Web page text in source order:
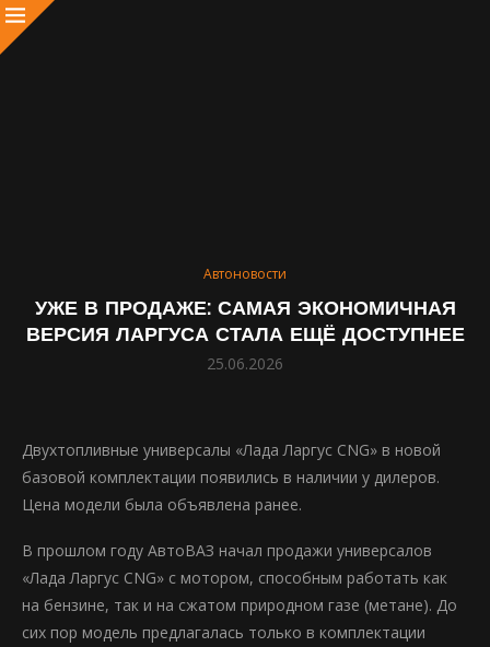
Автоновости
УЖЕ В ПРОДАЖЕ: САМАЯ ЭКОНОМИЧНАЯ
ВЕРСИЯ ЛАРГУСА СТАЛА ЕЩЁ ДОСТУПНЕЕ
25.06.2026
Двухтопливные универсалы «Лада Ларгус CNG» в новой
базовой комплектации появились в наличии у дилеров.
Цена модели была объявлена ранее.
В прошлом году АвтоВАЗ начал продажи универсалов
«Лада Ларгус CNG» с мотором, способным работать как
на бензине, так и на сжатом природном газе (метане). До
сих пор модель предлагалась только в комплектации